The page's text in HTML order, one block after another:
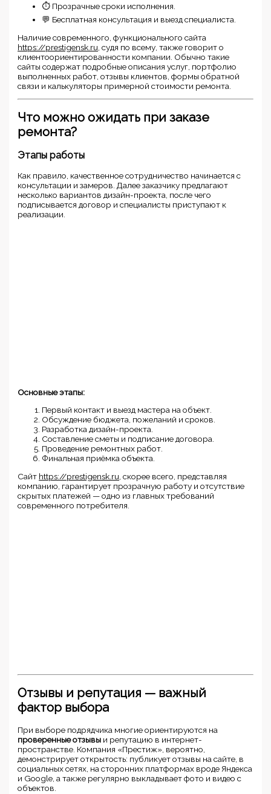
⏱ Прозрачные сроки исполнения.
💬 Бесплатная консультация и выезд специалиста.
Наличие современного, функционального сайта
https://prestigensk.ru , судя по всему, также говорит о
клиентоориентированности компании. Обычно такие
сайты содержат подробные описания услуг, портфолио
выполненных работ, отзывы клиентов, формы обратной
связи и калькуляторы примерной стоимости ремонта.
Что можно ожидать при заказе
ремонта?
Этапы работы
Как правило, качественное сотрудничество начинается с
консультации и замеров. Далее заказчику предлагают
несколько вариантов дизайн-проекта, после чего
подписывается договор и специалисты приступают к
реализации.
Основные этапы:
Первый контакт и выезд мастера на объект.
Обсуждение бюджета, пожеланий и сроков.
Разработка дизайн-проекта.
Составление сметы и подписание договора.
Проведение ремонтных работ.
Финальная приёмка объекта.
Сайт https://prestigensk.ru , скорее всего, представляя
компанию, гарантирует прозрачную работу и отсутствие
скрытых платежей — одно из главных требований
современного потребителя.
Отзывы и репутация — важный
фактор выбора
При выборе подрядчика многие ориентируются на
проверенные отзывы и репутацию в интернет-
пространстве. Компания «Престиж», вероятно,
демонстрирует открытость: публикует отзывы на сайте, в
социальных сетях, на сторонних платформах вроде Яндекса
и Google, а также регулярно выкладывает фото и видео с
объектов.